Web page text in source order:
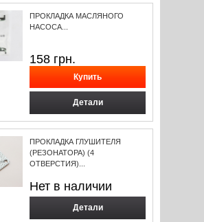
ПРОКЛАДКА МАСЛЯНОГО
НАСОСА...
158 грн.
Детали
ПРОКЛАДКА ГЛУШИТЕЛЯ
(РЕЗОНАТОРА) (4
ОТВЕРСТИЯ)...
Нет в наличии
Детали